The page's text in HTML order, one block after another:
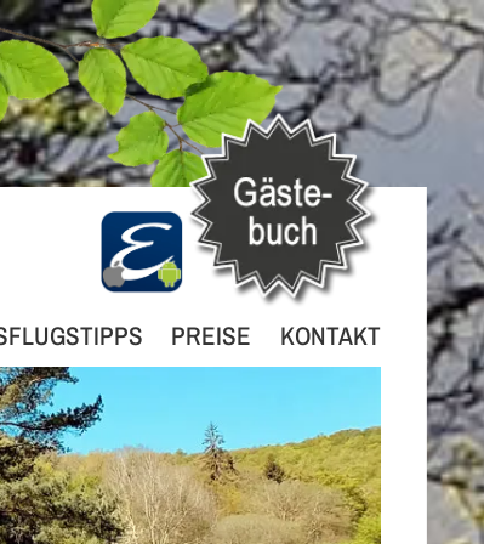
PREISE KONTAKT